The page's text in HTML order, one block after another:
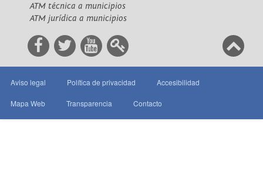
ATM técnica a municipios
ATM jurídica a municipios
Aviso legal Política de privacidad Accesibilidad
Mapa Web Transparencia Contacto